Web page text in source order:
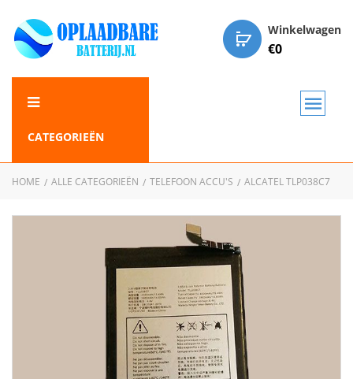
Winkelwagen
€0
CATEGORIEËN
HOME ALLE CATEGORIEËN TELEFOON ACCU'S ALCATEL TLP038C7